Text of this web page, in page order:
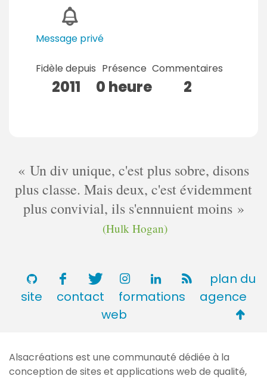
Message privé
Fidèle depuis
2011
Présence
0 heure
Commentaires
2
Un div unique, c'est plus sobre, disons
plus classe. Mais deux, c'est évidemment
plus convivial, ils s'ennnuient moins
(Hulk Hogan)
plan du
site
contact formations
agence
web
de
Alsacréations est une communauté dédiée à la
conception de sites et applications web de qualité,